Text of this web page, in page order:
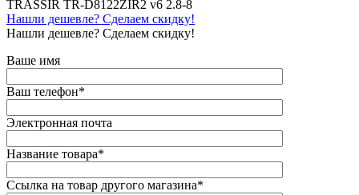
TRASSIR TR-D8122ZIR2 v6 2.8-8
Нашли дешевле? Сделаем скидку!
Нашли дешевле? Сделаем скидку!
Ваше имя
Ваш телефон*
Электронная почта
Название товара*
Ссылка на товар другого магазина*